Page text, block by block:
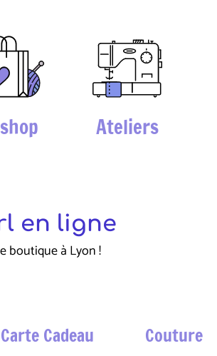
Ateliers
Carte Cadeau Couture
en ligne
boutique à Lyon !